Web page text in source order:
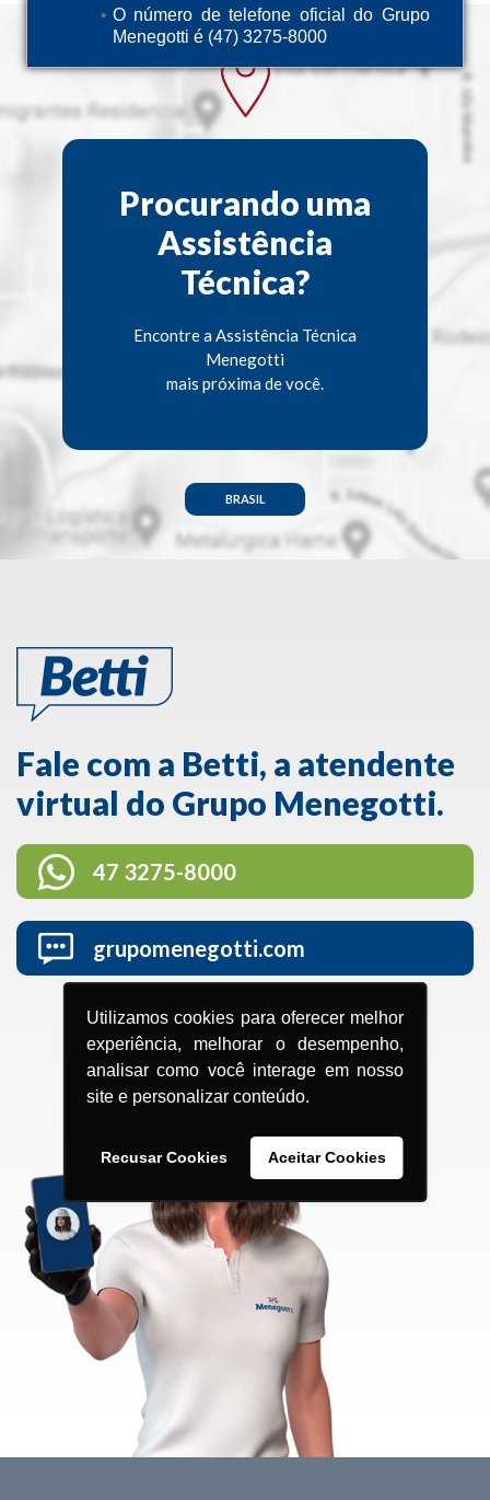
O número de telefone oficial do Grupo
Menegotti é (47) 3275-8000
Utilizamos cookies para oferecer melhor
experiência, melhorar o desempenho,
analisar como você interage em nosso
site e personalizar conteúdo.
Recusar Cookies Aceitar Cookies
Procurando uma
Assistência
Técnica?
Encontre a Assistência Técnica
Menegotti
mais próxima de você.
BRASIL
Fale com a Betti, a atendente
virtual do Grupo Menegotti.
47 3275-8000
grupomenegotti.com